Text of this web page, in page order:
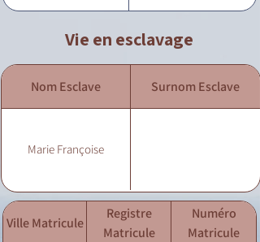
Vie en esclavage
Nom Esclave Surnom Esclave
Marie Françoise
Ville Matricule
Registre
Matricule
Numéro
Matricule